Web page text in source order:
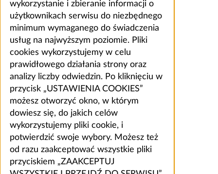
wykorzystanie i zbieranie informacji o
użytkownikach serwisu do niezbędnego
minimum wymaganego do świadczenia
usług na najwyższym poziomie. Pliki
cookies wykorzystujemy w celu
prawidłowego działania strony oraz
analizy liczby odwiedzin. Po kliknięciu w
przycisk „USTAWIENIA COOKIES”
możesz otworzyć okno, w którym
dowiesz się, do jakich celów
wykorzystujemy pliki cookie, i
potwierdzić swoje wybory. Możesz też
od razu zaakceptować wszystkie pliki
przyciskiem „ZAAKCEPTUJ